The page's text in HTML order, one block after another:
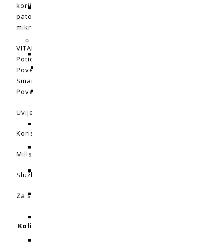
korijena ili folijarno prskanje za pospješivanje rasta. i
patogene i stres. Osim toga, kada se koristi u kombinaciji
mikroorganizama u tlu i radi sinergistički s njima na
VITALIZE je odgovoran za:
Poticanje rasta i vitalnosti biljaka.
Povećana otpornost na bolesti i insekte
Smanjena toksičnost minerala
Povećana apsorpcija hranjivih tvari rezultira većim
Uvijek prvo dodajte VITALIZE i dobro promiješajte prije
Koristite 3 ml na 5 galona od početka rasta. V 5. smanjite
Mills plaća račune!
Službena stranica Mills nalazi se
Za savjet pitajte naše
Količina pakiranja u L.